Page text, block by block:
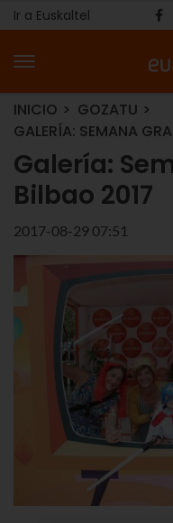
Ir a Euskaltel
INICIO
GOZATU
GALERÍA: SEMANA
Galería:
Bilbao 2017
2017-08-29 07:51